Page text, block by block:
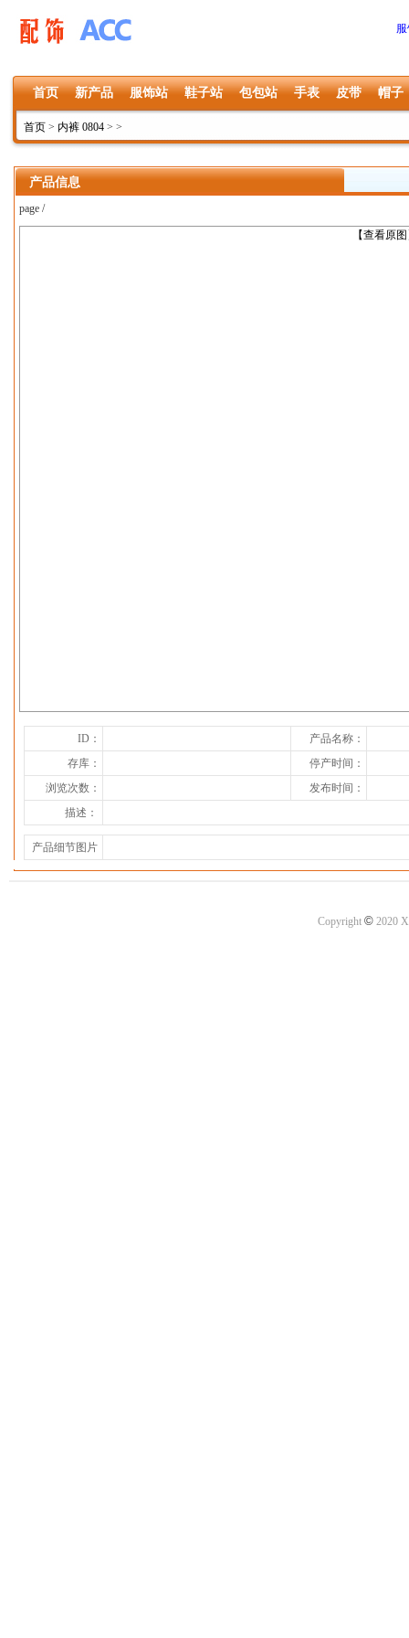
首页 新产品 服饰站 鞋子站 包包站 手表 皮带 帽子
首页 > 内裤 0804 > >
产品信息
page /
【查看原
上一张
ID：
产品名称：
存库：
停产时间：
浏览次数：
发布时间：
描述：
产品细节图片
Copyright ©2020